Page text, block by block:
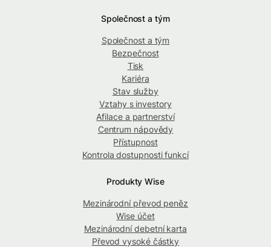
Společnost a tým
Společnost a tým
Bezpečnost
Tisk
Kariéra
Stav služby
Vztahy s investory
Afilace a partnerství
Centrum nápovědy
Přístupnost
Kontrola dostupnosti funkcí
Produkty Wise
Mezinárodní převod peněz
Wise účet
Mezinárodní debetní karta
Převod vysoké částky